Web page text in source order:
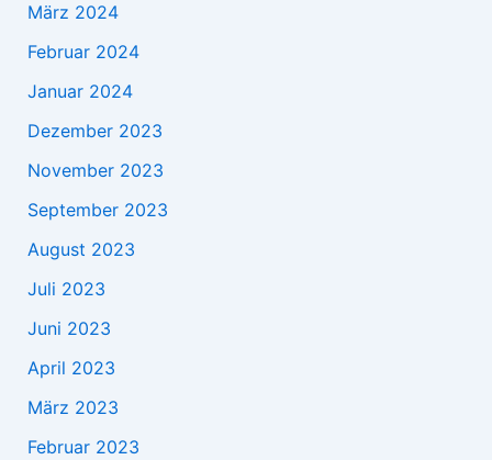
März 2024
Februar 2024
Januar 2024
Dezember 2023
November 2023
September 2023
August 2023
Juli 2023
Juni 2023
April 2023
März 2023
Februar 2023